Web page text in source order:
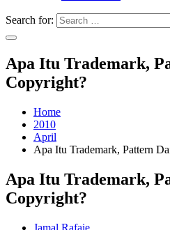
Search for:
Apa Itu Trademark,
Copyright?
Home
2010
April
Apa Itu Trademark, Pattern
Apa Itu Trademark,
Copyright?
Jamal Rafaie